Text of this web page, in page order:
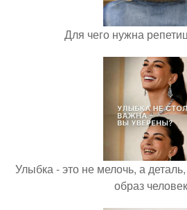
Для чего нужна
Улыбка - это не мелочь, а
образ